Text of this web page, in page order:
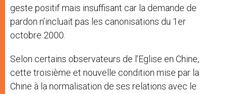
geste positif mais insuffisant car la demande de
pardon n’incluait pas les canonisations du 1er
octobre 2000.
Selon certains observateurs de l’Eglise en Chine,
cette troisième et nouvelle condition mise par la
Chine à la normalisation de ses relations avec le